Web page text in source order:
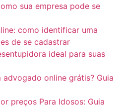
sua empresa pode se
como identificar uma
de se cadastrar
ideal para suas
online grátis? Guia
preços Para Idosos: Guia